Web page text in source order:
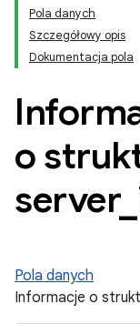
Pola danych
Szczegółowy opis
Dokumentacja pola
o
server_
Pola danych
Informacje o